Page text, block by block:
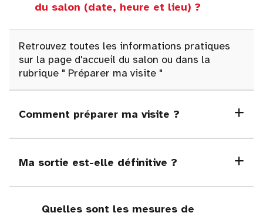
du salon (date, heure et lieu) ?
Retrouvez toutes les informations pratiques
sur la page d'accueil du salon ou dans la
rubrique " Préparer ma visite "
Comment préparer ma visite ?
Ma sortie est-elle définitive ?
Quelles sont les mesures de